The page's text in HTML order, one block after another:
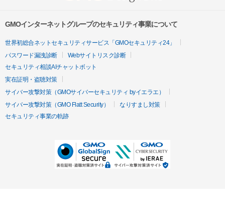
GMOインターネットグループのセキュリティ事業について
世界初総合ネットセキュリティサービス「GMOセキュリティ24」
パスワード漏洩診断
Webサイトリスク診断
セキュリティ相談AIチャットボット
実在証明・盗聴対策
サイバー攻撃対策（GMOサイバーセキュリティ byイエラエ）
サイバー攻撃対策（GMO Flatt Security）
なりすまし対策
セキュリティ事業の軌跡